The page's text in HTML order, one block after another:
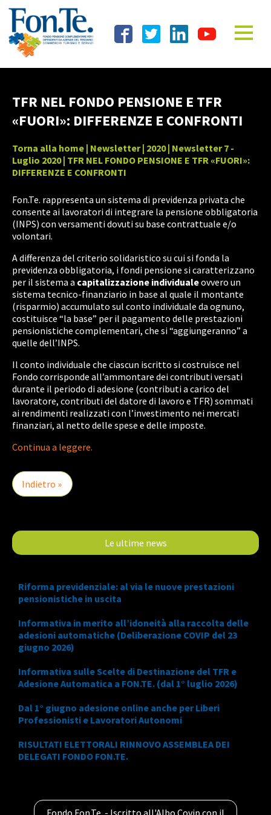
Le ultime news
Riforma previdenziale: al via le nuove prestazioni
pensionistiche in uscita
Informativa in merito all’idoneità alla raccolta delle
adesioni automatiche (Deliberazione COVIP del 23
giugno 2026)
Informativa sulle Scelte di Destinazione del TFR e
Adesione Automatica a FON.TE. (dal 1° luglio 2026)
Dal 1° giugno adesione online anche per Liberi
Professionisti e Lavoratori Autonomi
RISULTATI ELETTORALI RINNOVO ASSEMBLEA DEI
DELEGATI FONDO FON.TE.
TFR NEL FONDO PENSIONE E TFR
«FUORI»: DIFFERENZE E CONFRONTI
Torna alla home | Newsletter| 2020| Newsletter 7 -
Luglio 2020| TFR NEL FONDO PENSIONE E TFR «FUORI»:
DIFFERENZE E CONFRONTI
Fon.Te. rappresenta un sistema di previdenza privata che
consente ai lavoratori di integrare la pensione obbligatoria
(INPS) con versamenti dovuti su base contrattuale e/o
volontari.
A differenza del criterio solidaristico su cui si fonda la
previdenza obbligatoria, i fondi pensione si caratterizzano
per il sistema a capitalizzazione individualeovvero un
sistema tecnico-finanziario in base al quale il montante
(risparmio) accumulato sul conto individuale da ognuno,
costituisce “la base” per il pagamento delle prestazioni
pensionistiche complementari, che si “aggiungeranno” a
quelle dell’INPS.
Il conto individuale che ciascun iscritto si costruisce nel
Fondo corrisponde all’ammontare dei contributi versati
durante il periodo di adesione (contributi a carico del
lavoratore, contributi del datore di lavoro e TFR) sommati
ai rendimenti realizzati con l’investimento nei mercati
finanziari, al netto delle spese e delle imposte.
Continua a leggere.
Indietro »
Fondo Fon.Te. - Iscritto all'Albo Covip con il